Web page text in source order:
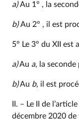
a)Au 1° , la
b)Au 2° , il est
5° Le 3° du XII est
a)Au a, la seconde
b)Au b, il est
II. – Le II de
décembre 2020